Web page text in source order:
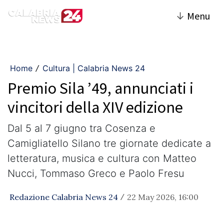
↓ Menu
Home / Cultura | Calabria News 24
Premio Sila ’49, annunciati i
vincitori della XIV edizione
Dal 5 al 7 giugno tra Cosenza e
Camigliatello Silano tre giornate dedicate a
letteratura, musica e cultura con Matteo
Nucci, Tommaso Greco e Paolo Fresu
Redazione Calabria News 24 / 22 May 2026, 16:00